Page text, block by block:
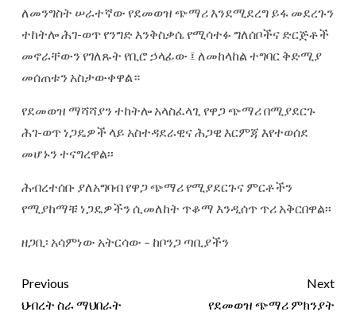
ለመንግስት ሠራተኛው የደመወዝ ጭማሪ እንደሚደረግ ይፋ መደረጉን
ተከትሎ ሕገ-ወጥ የንግድ እንቅስቃሴ የሚሳተፉ ግለሰቦችና ድርጅቶች
መኖራቸውን የገለጹት የቢሮ ኃላፊው ፤ ለመከላከል ተግባር ቅድሚያ
መሰጠቱን አስታውቀዋል።
የደመወዝ ማሻሻያን ተከትሎ አላስፈላጊ የዋጋ ጭማሪ በሚያደርጉ
ሕገ-ወጥ ነጋዴዎች ላይ አስተዳደራዊና ሕጋዊ እርምጃ እየተወሰደ
መሆኑን ተናግረዋል፡፡
ሕብረተሰቡ ያለአግባብ የዋጋ ጭማሪ የሚያደርጉና ምርቶችን
የሚያከማቹ ነጋዴዎችን ሲመለከት ጥቆማ እንዲሰጥ ጥሪ አቅርበዋል፡፡
ዘጋቢ፡ አሳምነው አትርሳው – ከቦንጋ ጣቢያችን
Previous
ህብረት ስራ ማህበራት
Next
የደመወዝ ጭማሪ ምክንያት